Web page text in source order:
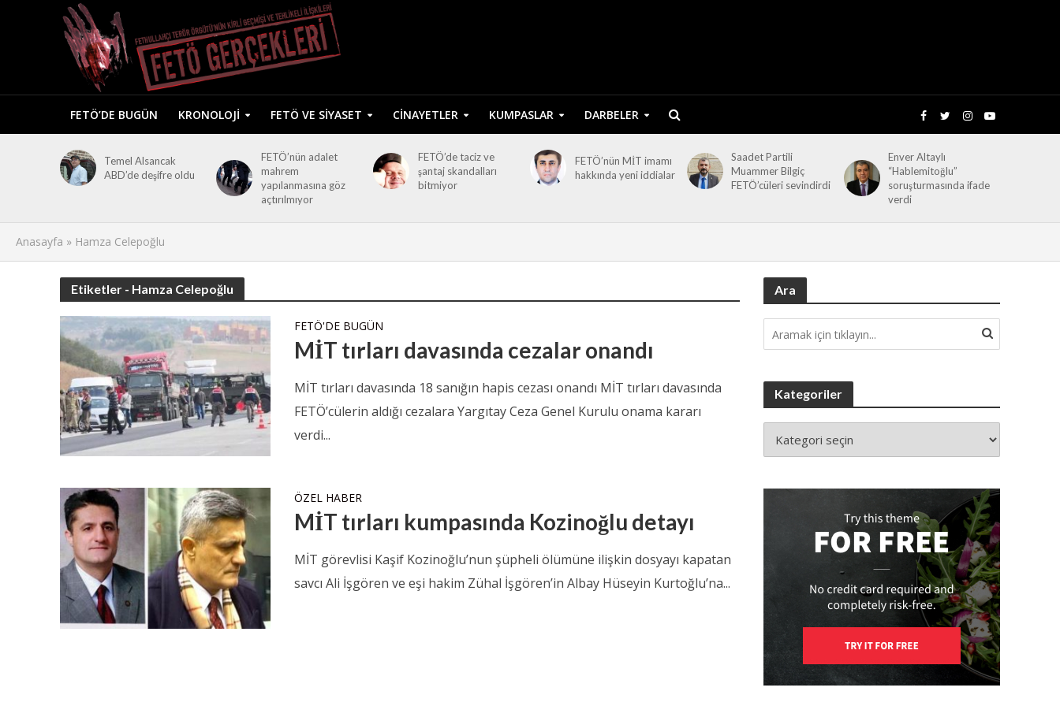
FETÖ’DE BUGÜN KRONOLOJI FETÖ VE SIYASET CINAYETLER KUMPASLAR DARBELER
Temel Alsancak
ABD’de deşifre oldu
FETÖ’nün adalet
mahrem
yapılanmasına göz
açtırılmıyor
FETÖ’de taciz ve
şantaj skandalları
bitmiyor
FETÖ’nün MİT imamı
hakkında yeni iddialar
Saadet Partili
Muammer Bilgiç
FETÖ’cüleri sevindirdi
Enver Altaylı
“Hablemitoğlu”
soruşturmasında ifade
verdi
Anasayfa » Hamza Celepoğlu
Etiketler - Hamza Celepoğlu
FETÖ'DE BUGÜN
MİT tırları davasında cezalar onandı
MİT tırları davasında 18 sanığın hapis cezası onandı MİT tırları davasında
FETÖ’cülerin aldığı cezalara Yargıtay Ceza Genel Kurulu onama kararı
verdi...
ÖZEL HABER
MİT tırları kumpasında Kozinoğlu detayı
MİT görevlisi Kaşif Kozinoğlu’nun şüpheli ölümüne ilişkin dosyayı kapatan
savcı Ali İşgören ve eşi hakim Zühal İşgören’in Albay Hüseyin Kurtoğlu’na...
Ara
Kategoriler